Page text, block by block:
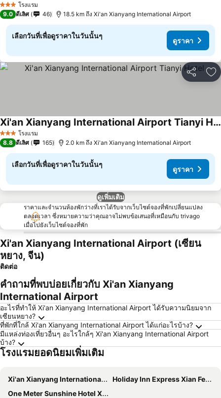
3 ดาว โรงแรม
9.0 ดีเลิศ 46 18.5 km ถึง Xi'an Xianyang International Airport
เลือกวันที่เพื่อดูราคาในวันนั้นๆ
ดูราคา
แชร์ เ
3 ดาว โรงแรม
Xi'an Xianyang International Airport Tianyi Hotel
ดูราคา
8.8 ดีเลิศ 165 2.0 km ถึง Xi'an Xianyang International Airport
เลือกวันที่เพื่อดูราคาในวันนั้นๆ
ดูราคา
ดูเพิ่มเติม
ราคาและจำนวนห้องพักว่างที่เราได้รับจากเว็บไซต์จองที่พักเปลี่ยนแปลง
ตลอดเวลา ซึ่งหมายความว่าคุณอาจไม่พบข้อเสนอที่เหมือนกับ trivago
เมื่อไปยังเว็บไซต์จองที่พัก
Xi'an Xianyang International Airport (เซียน
หยาง, จีน)
ติดต่อ
คำถามที่พบบ่อยเกี่ยวกับ Xi'an Xianyang
International Airport
อะไรที่ทำให้ Xi'an Xianyang International Airport ได้รับความนิยมจาก
เซียนหยาง?
ที่พักที่ใกล้ Xi'an Xianyang International Airport ได้แก่อะไรบ้าง?
มีแหล่งท่องเที่ยวอื่นๆ อะไรใกล้ๆ Xi'an Xianyang International Airport
บ้าง?
โรงแรมยอดนิยมเพิ่มเติม
Xi'an Xianyang International Airport Space Capsule Hotel
Holiday Inn Express Xian Fengdong By Ihg
One Meter Sunshine Hotel Xi'an Xianyang International Airport Flagship Store